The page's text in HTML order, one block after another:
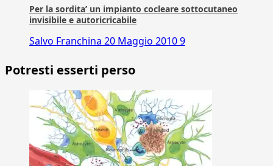
Per la sordita’ un impianto cocleare sottocutaneo
invisibile e autoricricabile
Salvo Franchina 20 Maggio 20109
Potresti esserti perso